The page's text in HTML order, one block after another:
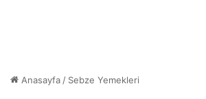
Anasayfa / Sebze Yemekleri